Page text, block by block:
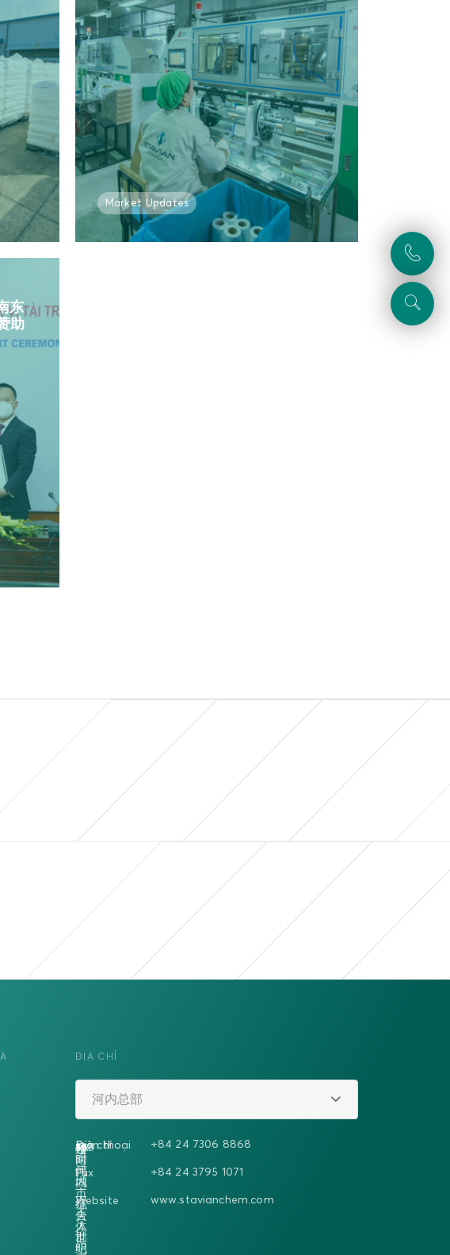
Market Updates
东
助
ĐỊA CHỈ
河内总部
Địa chỉ
越
南
河
内
二
征
夫
人
郡
明
458
号
时
代
城
市
综
合
体
世
纪
5A
楼
Điện thoại +84 24 7306 8868
Fax +84 24 3795 1071
Website www.stavianchem.com